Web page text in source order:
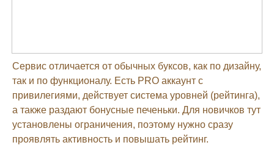
Сервис отличается от обычных буксов, как по дизайну,
так и по функционалу. Есть PRO аккаунт с
привилегиями, действует система уровней (рейтинга),
а также раздают бонусные печеньки. Для новичков тут
установлены ограничения, поэтому нужно сразу
проявлять активность и повышать рейтинг.